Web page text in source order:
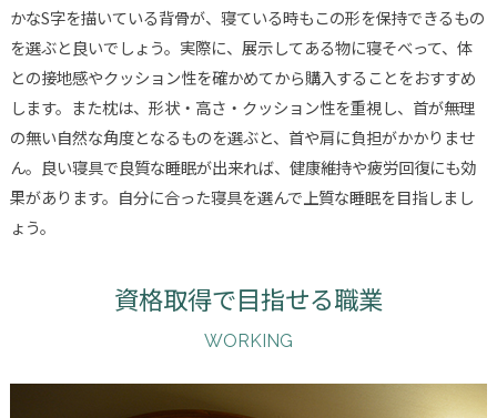
かなS字を描いている背骨が、寝ている時もこの形を保持できるもの
を選ぶと良いでしょう。実際に、展示してある物に寝そべって、体
との接地感やクッション性を確かめてから購入することをおすすめ
します。また枕は、形状・高さ・クッション性を重視し、首が無理
の無い自然な角度となるものを選ぶと、首や肩に負担がかかりませ
ん。良い寝具で良質な睡眠が出来れば、健康維持や疲労回復にも効
果があります。自分に合った寝具を選んで上質な睡眠を目指しまし
ょう。
資格取得で目指せる職業
WORKING